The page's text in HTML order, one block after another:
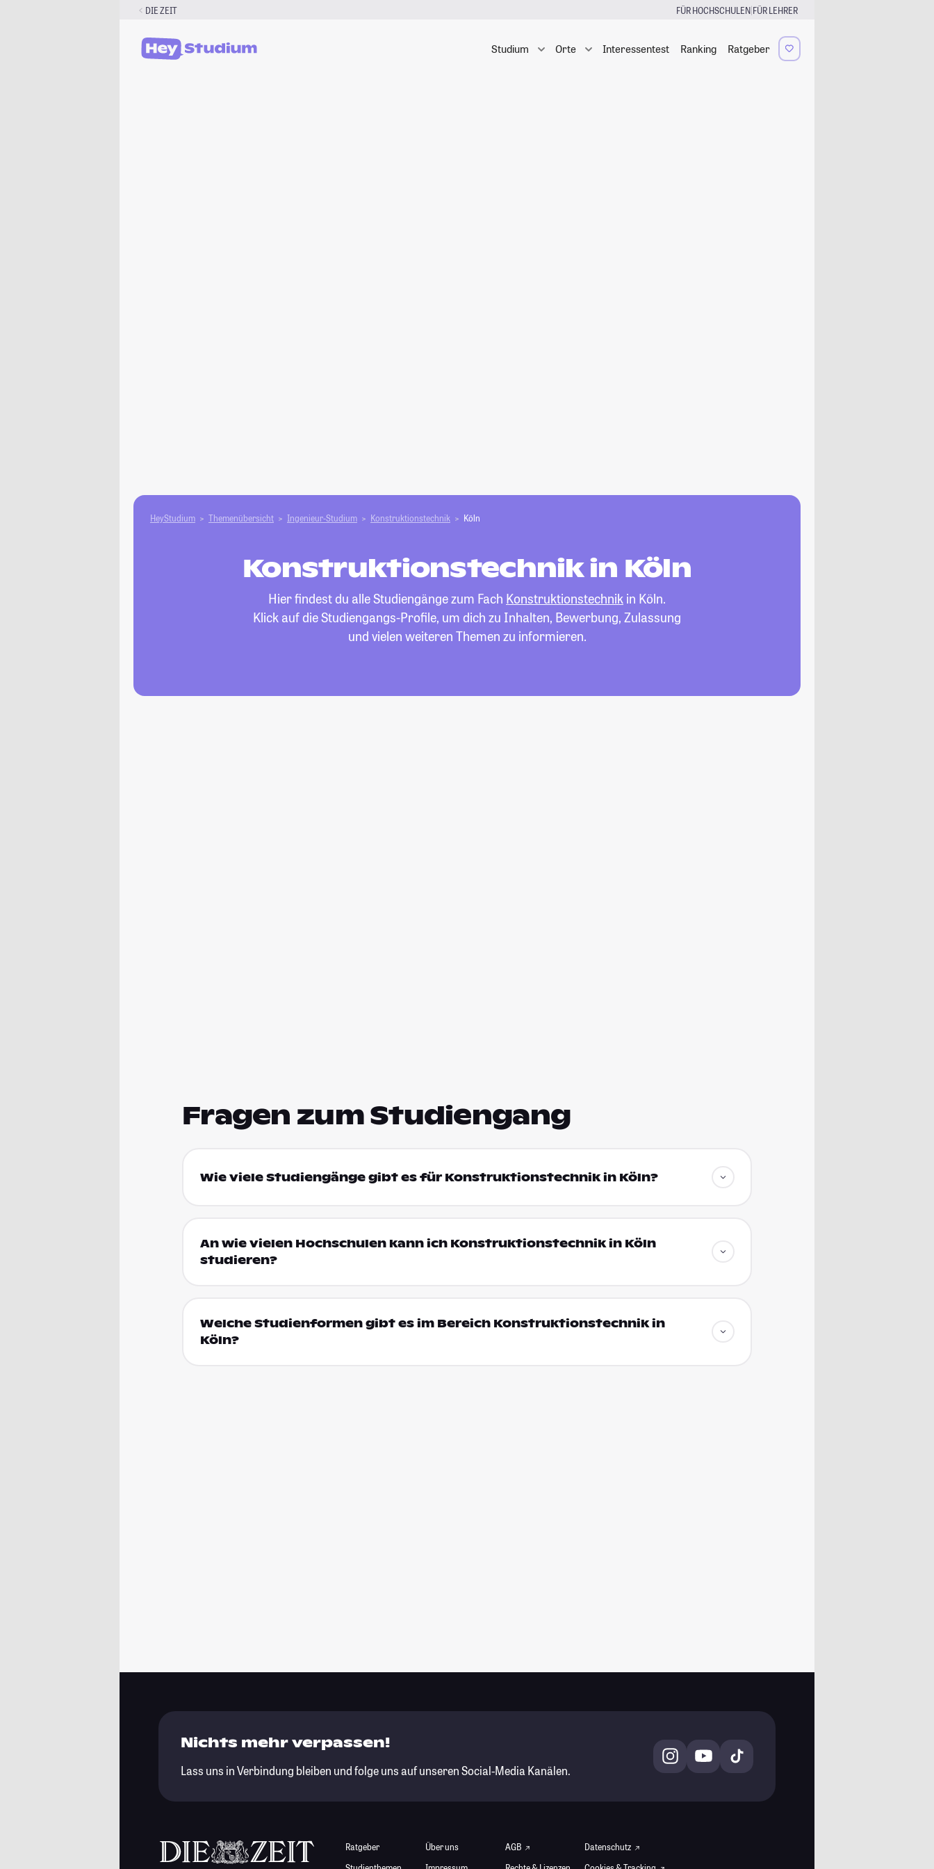
DIE ZEIT FÜR HOCHSCHULEN|FÜR LEHRER
Studium Orte Interessentest Ranking Ratgeber
HeyStudium Themenübersicht Ingenieur-Studium Konstruktionstechnik Köln
Konstruktionstechnik in Köln
Hier findest du alle Studiengänge zum Fach Konstruktionstechnik in Köln.
Klick auf die Studiengangs-Profile, um dich zu Inhalten, Bewerbung, Zulassung
und vielen weiteren Themen zu informieren.
Fragen zum Studiengang
Wie viele Studiengänge gibt es für Konstruktionstechnik in Köln?
An wie vielen Hochschulen kann ich Konstruktionstechnik in Köln
studieren?
Welche Studienformen gibt es im Bereich Konstruktionstechnik in
Köln?
Nichts mehr verpassen!
Lass uns in Verbindung bleiben und folge uns auf unseren Social-Media Kanälen.
Ratgeber
Über uns
AGB
Datenschutz